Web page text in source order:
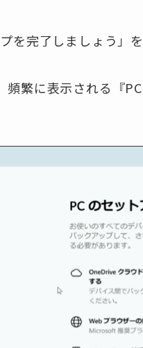
を完了しましょう」
繁に表示される『